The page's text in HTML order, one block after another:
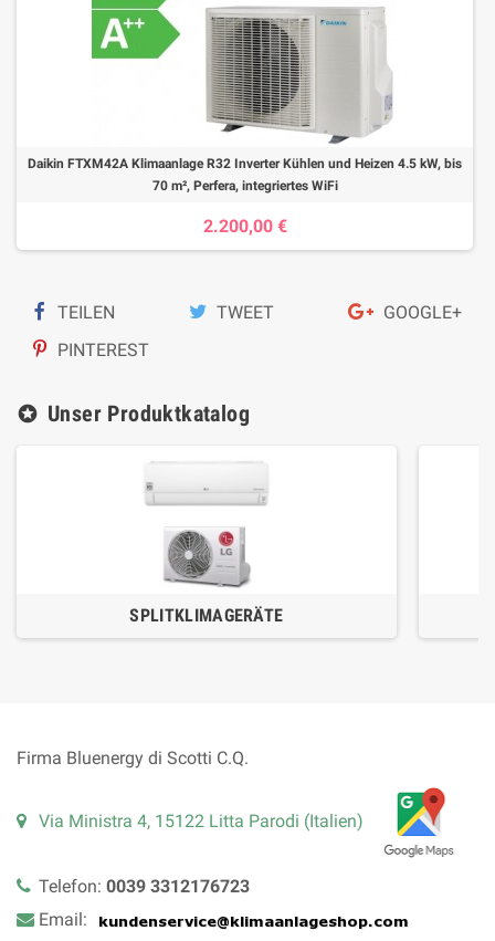
Daikin FTXM42A Klimaanlage R32 Inverter Kühlen und Heizen 4.5 kW, bis
70 m², Perfera, integriertes WiFi
2.200,00 €
TEILEN TWEET
GOOGLE+
PINTEREST
stars Unser Produktkatalog
SPLITKLIMAGERÄTE
Firma Bluenergy di Scotti C.Q.
Via Ministra 4, 15122 Litta Parodi (Italien)
Telefon: 0039 3312176723
Email: